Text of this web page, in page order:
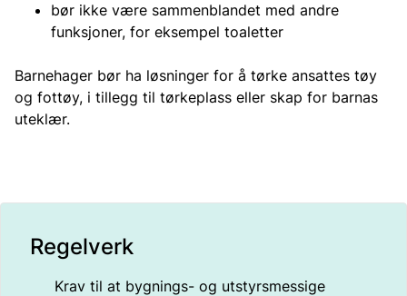
bør ikke være sammenblandet med andre
funksjoner, for eksempel toaletter
Barnehager bør ha løsninger for å tørke ansattes tøy
og fottøy, i tillegg til tørkeplass eller skap for barnas
uteklær.
Regelverk
Krav til at bygnings- og utstyrsmessige